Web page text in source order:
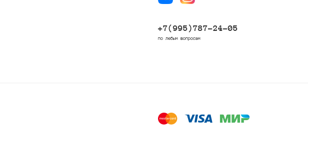
+7(995)787-24-05
по любым вопросам